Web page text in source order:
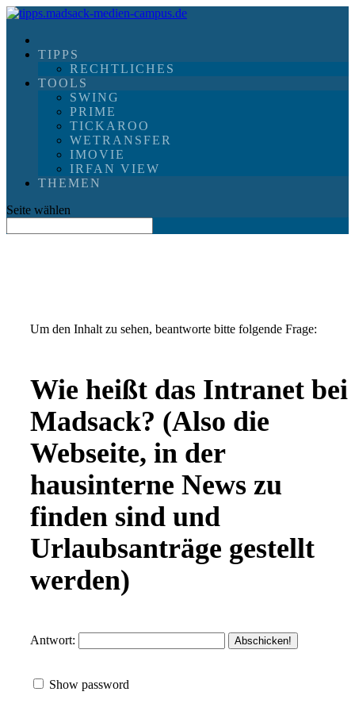
TIPPS
RECHTLICHES
TOOLS
SWING
PRIME
TICKAROO
WETRANSFER
IMOVIE
IRFAN VIEW
THEMEN
Seite wählen
Um den Inhalt zu sehen, beantworte bitte folgende Frage:
Wie heißt das Intranet bei
Madsack? (Also die
Webseite, in der
hausinterne News zu
finden sind und
Urlaubsanträge gestellt
werden)
Antwort:
Show password